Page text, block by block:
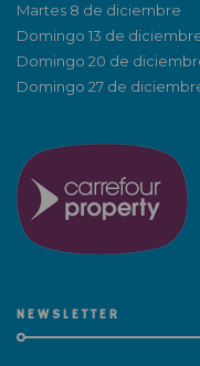
Martes 8 de diciembre
Domingo 13 de
Domingo 20 de
Domingo 27 de
NEWSLETTER